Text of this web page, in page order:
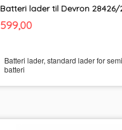
Batteri lader til Devron 28426/
Pris
599,00mva.
Batteri lader, standard lader for
batteri